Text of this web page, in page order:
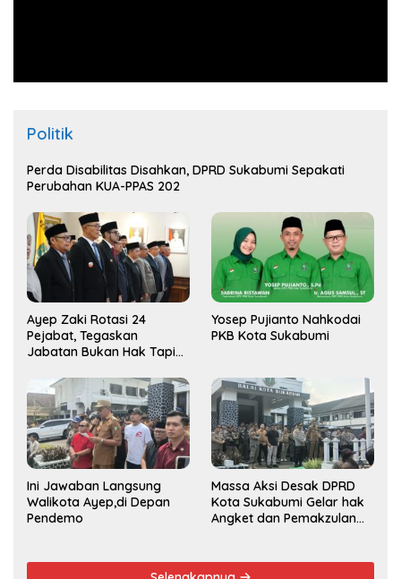
Politik
Perda Disabilitas Disahkan, DPRD Sukabumi Sepakati
Perubahan KUA-PPAS 202
Ayep Zaki Rotasi 24
Pejabat, Tegaskan
Jabatan Bukan Hak Tapi
Yosep Pujianto Nahkodai
PKB Kota Sukabumi
Ini Jawaban Langsung
Walikota Ayep,di Depan
Pendemo
Massa Aksi Desak DPRD
Kota Sukabumi Gelar hak
Angket dan Pemakzulan